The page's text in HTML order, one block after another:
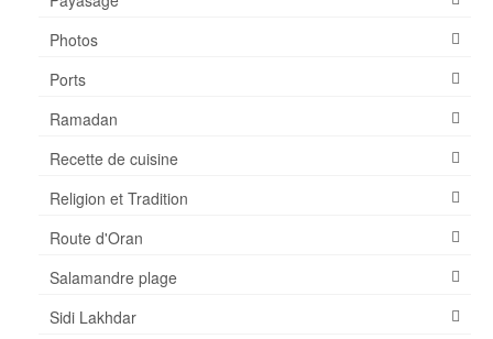
Photos
Ports
Ramadan
Recette de cuisine
Religion et Tradition
Route d'Oran
Salamandre plage
Sidi Lakhdar